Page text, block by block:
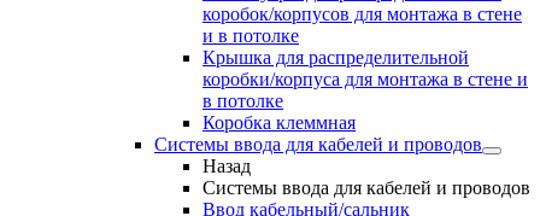
коробок/корпусов для монтажа в стене
и в потолке
Крышка для распределительной
коробки/корпуса для монтажа в стене и
в потолке
Коробка клеммная
Системы ввода для кабелей и проводов
Назад
Системы ввода для кабелей и проводов
Ввод кабельный/сальник